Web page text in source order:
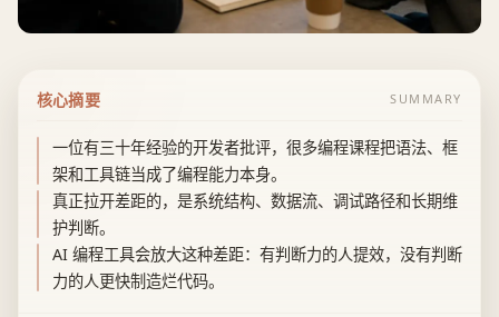
核心摘要 SUMMARY
一位有三十年经验的开发者批评，很多编程课程把语法、框
架和工具链当成了编程能力本身。
真正拉开差距的，是系统结构、数据流、调试路径和长期维
护判断。
AI 编程工具会放大这种差距：有判断力的人提效，没有判断
力的人更快制造烂代码。